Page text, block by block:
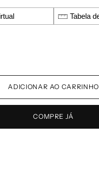
Tabela
ADICIONAR AO CARRINHO
COMPRE JÁ